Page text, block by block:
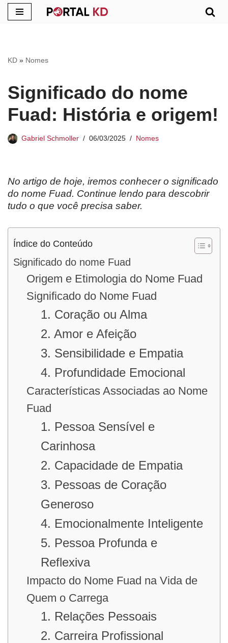
conteúdo
KD » Nomes
Significado do nome
Fuad: História e origem!
Gabriel Schmoller 06/03/2025 Nomes
No artigo de hoje, iremos conhecer o significado
do nome Fuad. Continue lendo para descobrir
tudo o que você precisa saber.
Índice do Conteúdo
Significado do nome Fuad
Origem e Etimologia do Nome Fuad
Significado do Nome Fuad
1. Coração ou Alma
2. Amor e Afeição
3. Sensibilidade e Empatia
4. Profundidade Emocional
Características Associadas ao Nome
Fuad
1. Pessoa Sensível e
Carinhosa
2. Capacidade de Empatia
3. Pessoas de Coração
Generoso
4. Emocionalmente Inteligente
5. Pessoa Profunda e
Reflexiva
Impacto do Nome Fuad na Vida de
Quem o Carrega
1. Relações Pessoais
2. Carreira Profissional